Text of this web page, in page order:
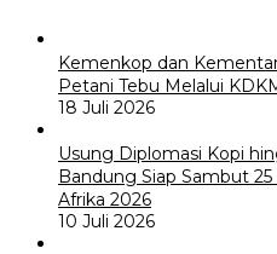
Kemenkop dan
Petani Tebu Melalui
18 Juli 2026
Usung Diplomasi Kopi
Bandung Siap Sambut
Afrika 2026
10 Juli 2026